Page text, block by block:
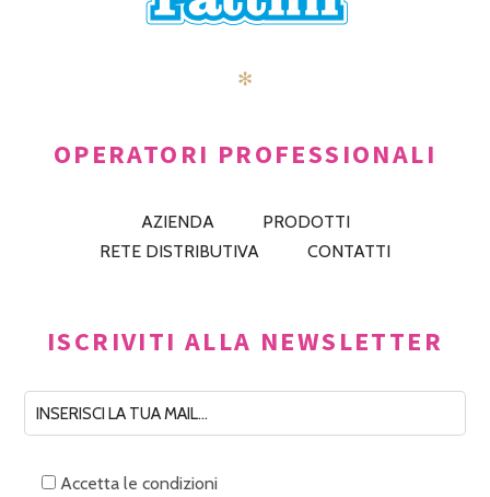
✻
OPERATORI PROFESSIONALI
AZIENDA
PRODOTTI
RETE DISTRIBUTIVA
CONTATTI
ISCRIVITI ALLA NEWSLETTER
Accetta le condizioni